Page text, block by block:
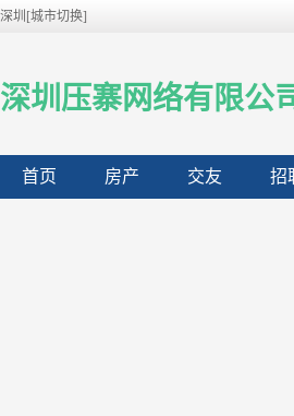
深圳[城市切换]
深圳压寨网络有限公
首页 房产 交友 招